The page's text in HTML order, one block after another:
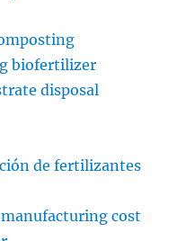
biofertilizer
disposal
de fertilizantes
cost